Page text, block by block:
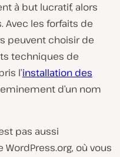
à but lucratif, alors
Avec les forfaits de
peuvent choisir de
techniques de
l’installation des
d’un nom
pas aussi
où vous